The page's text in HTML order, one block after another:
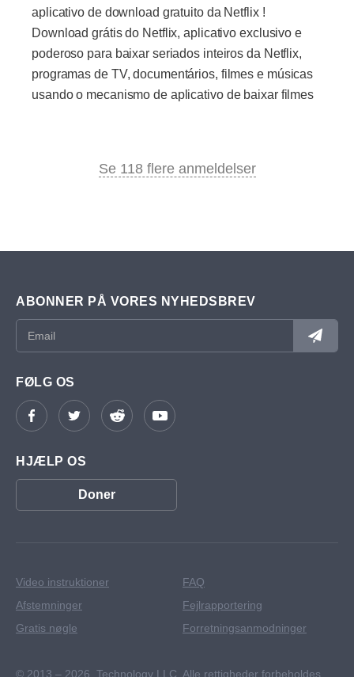
aplicativo de download gratuito da Netflix !
Download grátis do Netflix, aplicativo exclusivo e
poderoso para baixar seriados inteiros da Netflix,
programas de TV, documentários, filmes e músicas
usando o mecanismo de aplicativo de baixar filmes
Se 118 flere anmeldelser
ABONNER PÅ VORES NYHEDSBREV
FØLG OS
HJÆLP OS
Doner
Video instruktioner
Afstemninger
Gratis nøgle
FAQ
Fejlrapportering
Forretningsanmodninger
© 2013 – 2026, Technology LLC. Alle rettigheder forbeholdes.